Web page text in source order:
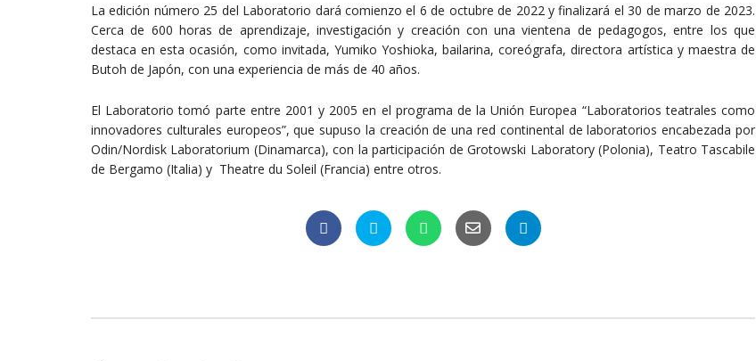
La edición número 25 del Laboratorio dará comienzo el 6 de octubre de 2022 y finalizará el 30 de marzo de 2023.
Cerca de 600 horas de aprendizaje, investigación y creación con una vientena de pedagogos, entre los que
destaca en esta ocasión, como invitada, Yumiko Yoshioka, bailarina, coreógrafa, directora artística y maestra de
Butoh de Japón, con una experiencia de más de 40 años.
El Laboratorio tomó parte entre 2001 y 2005 en el programa de la Unión Europea “Laboratorios teatrales como
innovadores culturales europeos”, que supuso la creación de una red continental de laboratorios encabezada por
Odin/Nordisk Laboratorium (Dinamarca), con la participación de Grotowski Laboratory (Polonia), Teatro Tascabile
de Bergamo (Italia) y Theatre du Soleil (Francia) entre otros.